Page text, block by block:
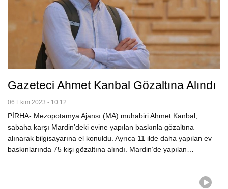
Gazeteci Ahmet Kanbal Gözaltına Alındı
06 Ekim 2023 - 10:12
PİRHA- Mezopotamya Ajansı (MA) muhabiri Ahmet Kanbal,
sabaha karşı Mardin’deki evine yapılan baskınla gözaltına
alınarak bilgisayarına el konuldu. Ayrıca 11 ilde daha yapılan ev
baskınlarında 75 kişi gözaltına alındı. Mardin’de yapılan…